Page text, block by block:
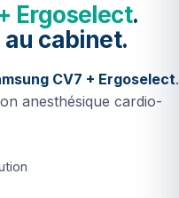
Ergoselect.
cabinet.
CV7 + Ergoselect.
anesthésique cardio-